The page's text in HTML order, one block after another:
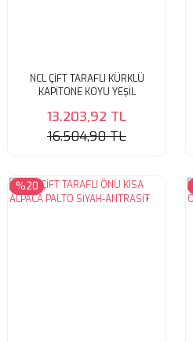
NCL ÇİFT TARAFLI KÜRKLÜ
KAPİTONE KOYU YEŞİL
13.203,92 TL
16.504,90 TL
%20
TUNİK